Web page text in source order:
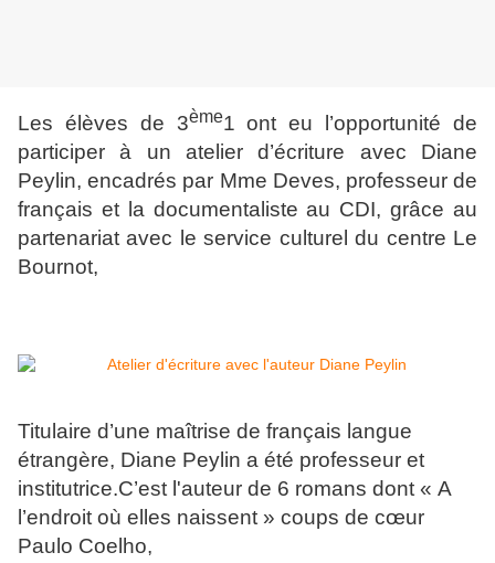
Les élèves de 3ème1 ont eu l’opportunité de
participer à un atelier d’écriture avec Diane
Peylin, encadrés par Mme Deves, professeur de
français et la documentaliste au CDI, grâce au
partenariat avec le service culturel du centre Le
Bournot,
Titulaire d’une maîtrise de français langue
étrangère, Diane Peylin a été professeur et
institutrice.C’est l'auteur de 6 romans dont « A
l’endroit où elles naissent » coups de cœur
Paulo Coelho,